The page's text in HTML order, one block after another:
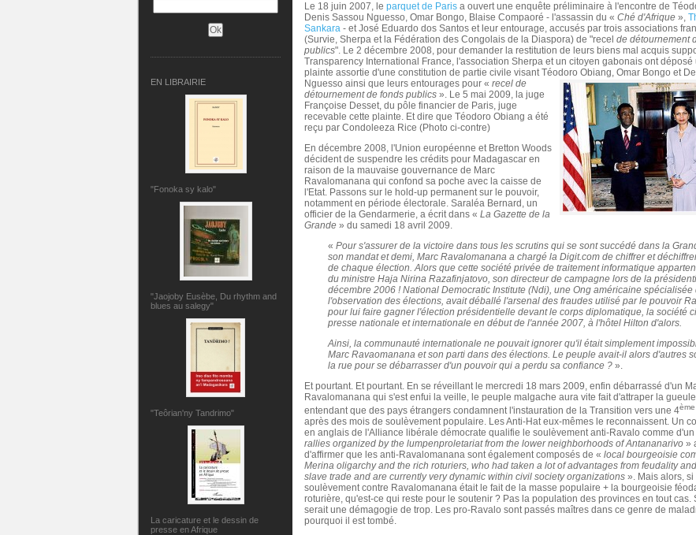
EN LIBRAIRIE
"Fonoka sy kalo"
"Jaojoby Eusèbe, Du rhythm and
blues au salegy"
"Teôrian'ny Tandrimo"
La caricature et le dessin de
presse en Afrique
Le 18 juin 2007, le parquet de Paris a ouvert une enquête préliminaire à l'encontre de
Denis Sassou Nguesso, Omar Bongo, Blaise Compaoré - l'assassin du « Ché d'Afrique »,
Sankara - et José Eduardo dos Santos et leur entourage, accusés par trois associations
(Survie, Sherpa et la Fédération des Congolais de la Diaspora) de "recel de détournement
publics". Le 2 décembre 2008, pour demander la restitution de leurs biens mal acquis
Transparency International France, l'association Sherpa et un citoyen gabonais ont déposé
plainte assortie d'une constitution de partie civile visant Téodoro Obiang, Omar Bongo et
Nguesso ainsi que leurs entourages pour « recel de
détournement de fonds publics ». Le 5 mai 2009, la juge
Françoise Desset, du pôle financier de Paris, juge
recevable cette plainte. Et dire que Téodoro Obiang a été
reçu par Condoleeza Rice (Photo ci-contre)
En décembre 2008, l'Union européenne et Bretton Woods
décident de suspendre les crédits pour Madagascar en
raison de la mauvaise gouvernance de Marc
Ravalomanana qui confond sa poche avec la caisse de
l'Etat. Passons sur le hold-up permanent sur le pouvoir,
notamment en période électorale. Saraléa Bernard, un
officier de la Gendarmerie, a écrit dans « La Gazette de la
Grande » du samedi 18 avril 2009.
« Pour s'assurer de la victoire dans tous les scrutins qui se sont succédé dans la
son mandat et demi, Marc Ravalomanana a chargé la Digit.com de chiffrer et
de chaque élection. Alors que cette société privée de traitement informatique
du ministre Haja Nirina Razafinjatovo, son directeur de campagne lors de la
décembre 2006 ! National Democratic Institute (Ndi), une Ong américaine spécialisée
l'observation des élections, avait déballé l'arsenal des fraudes utilisé par le pouvoir
pour lui faire gagner l'élection présidentielle devant le corps diplomatique, la société
presse nationale et internationale en début de l'année 2007, à l'hôtel Hilton d'alors.
Ainsi, la communauté internationale ne pouvait ignorer qu'il était simplement
Marc Ravaomanana et son parti dans des élections. Le peuple avait-il alors d'autres
la rue pour se débarrasser d'un pouvoir qui a perdu sa confiance ? ».
Et pourtant. Et pourtant. En se réveillant le mercredi 18 mars 2009, enfin débarrassé d'un
Ravalomanana qui s'est enfui la veille, le peuple malgache aura vite fait d'attraper la
entendant que des pays étrangers condamnent l'instauration de la Transition vers une 4ème
après des mois de soulèvement populaire. Les Anti-Hat eux-mêmes le reconnaissent. Un
en anglais de l'Alliance libérale démocrate qualifie le soulèvement anti-Ravalo comme d'un
rallies organized by the lumpenproletariat from the lower neighborhoods of Antananarivo »
d'affirmer que les anti-Ravalomanana sont également composés de « local bourgeoisie
Merina oligarchy and the rich roturiers, who had taken a lot of advantages from feudality
slave trade and are currently very dynamic within civil society organizations ». Mais alors, si
soulèvement contre Ravalomanana était le fait de la masse populaire + la bourgeoisie
roturière, qu'est-ce qui reste pour le soutenir ? Pas la population des provinces en tout cas.
serait une démagogie de trop. Les pro-Ravalo sont passés maîtres dans ce genre de
pourquoi il est tombé.